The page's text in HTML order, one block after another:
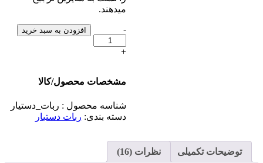
میدهند.
ربات
دستیار
تعداد
-
+
افزودن به سبد خرید
مشخصات محصول/کالا
شناسه محصول : ربات_دستیار
دسته بندی: ربات دستیار
توضیحات تکمیلی نظرات (16)